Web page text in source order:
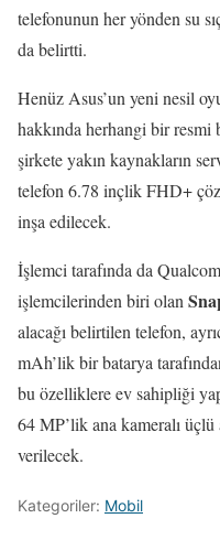
telefonunun her yönden su
da belirtti.
Henüz Asus’un yeni nesil
hakkında herhangi bir resmi
şirkete yakın kaynakların
telefon 6.78 inçlik FHD+
inşa edilecek.
İşlemci tarafında da
işlemcilerinden biri olan
alacağı belirtilen telefon,
mAh’lik bir batarya
bu özelliklere ev sahipliği
64 MP’lik ana kameralı
verilecek.
Kategoriler: Mobil